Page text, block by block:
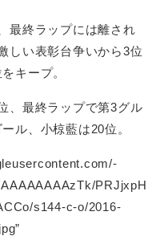
最終ラップには離され
しい表彰台争いから3位
キープ。
、最終ラップで第3グル
ル、小椋藍は20位。
PRJjxpH
s144-c-o/2016-